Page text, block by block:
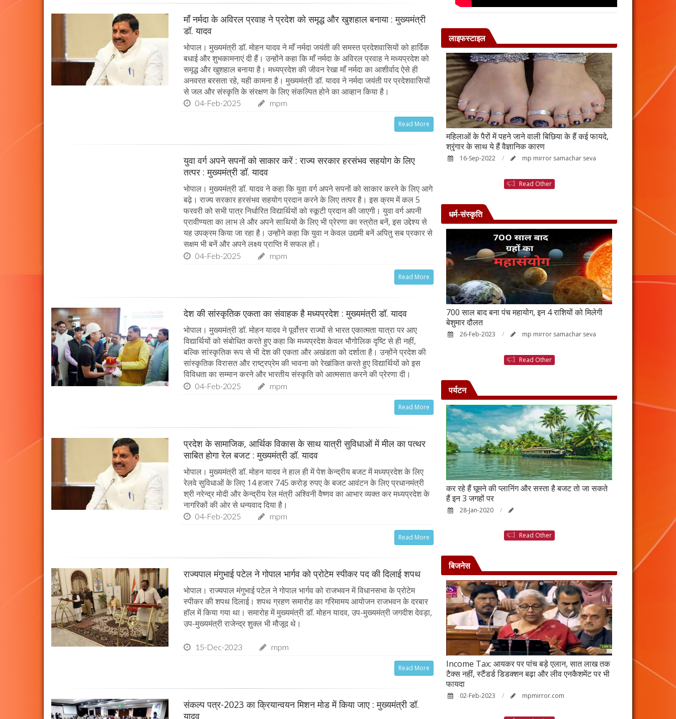
माँ नर्मदा के अविरल प्रवाह ने प्रदेश को समृद्ध और खुशहाल बनाया : मुख्यमंत्री
डॉ. यादव
भोपाल। मुख्यमंत्री डॉ. मोहन यादव ने माँ नर्मदा जयंती की समस्त प्रदेशवासियों को हार्दिक
बधाई और शुभकामनाएं दी हैं। उन्होंने कहा कि माँ नर्मदा के अविरल प्रवाह ने मध्यप्रदेश को
समृद्ध और खुशहाल बनाया है। मध्यप्रदेश की जीवन रेखा माँ नर्मदा का आशीर्वाद ऐसे ही
अनवरत बरसता रहे, यही कामना है। मुख्यमंत्री डॉ. यादव ने नर्मदा जयंती पर प्रदेशवासियों
से जल और संस्कृति के संरक्षण के लिए संकल्पित होने का आव्हान किया है।
04-Feb-2025 mpm
Read More
युवा वर्ग अपने सपनों को साकार करें : राज्य सरकार हरसंभव सहयोग के लिए
तत्पर : मुख्यमंत्री डॉ. यादव
भोपाल। मुख्यमंत्री डॉ. यादव ने कहा कि युवा वर्ग अपने सपनों को साकार करने के लिए आगे
बढ़े। राज्य सरकार हरसंभव सहयोग प्रदान करने के लिए तत्पर है। इस क्रम में कल 5
फरवरी को सभी पात्र निर्धारित विद्यार्थियों को स्कूटी प्रदान की जाएगी। युवा वर्ग अपनी
प्रावीण्यता का लाभ ले और अपने साथियों के लिए भी प्रेरणा का स्त्रोत बनें, इस उद्देश्य से
यह उपक्रम किया जा रहा है। उन्होंने कहा कि युवा न केवल उद्यमी बनें अपितु सब प्रकार से
सक्षम भी बनें और अपने लक्ष्य प्राप्ति में सफल हों।
04-Feb-2025 mpm
Read More
देश की सांस्कृतिक एकता का संवाहक है मध्यप्रदेश : मुख्यमंत्री डॉ. यादव
भोपाल। मुख्यमंत्री डॉ. मोहन यादव ने पूर्वोत्तर राज्यों से भारत एकात्मता यात्रा पर आए
विद्यार्थियों को संबोधित करते हुए कहा कि मध्यप्रदेश केवल भौगोलिक दृष्टि से ही नहीं,
बल्कि सांस्कृतिक रूप से भी देश की एकता और अखंडता को दर्शाता है। उन्होंने प्रदेश की
सांस्कृतिक विरासत और राष्ट्रप्रेम की भावना को रेखांकित करते हुए विद्यार्थियों को इस
विविधता का सम्मान करने और भारतीय संस्कृति को आत्मसात करने की प्रेरणा दी।
04-Feb-2025 mpm
Read More
प्रदेश के सामाजिक, आर्थिक विकास के साथ यात्री सुविधाओं में मील का पत्थर
साबित होगा रेल बजट : मुख्यमंत्री डॉ. यादव
भोपाल। मुख्यमंत्री डॉ. मोहन यादव ने हाल ही में पेश केन्द्रीय बजट में मध्यप्रदेश के लिए
रेलवे सुविधाओं के लिए 14 हजार 745 करोड़ रुपए के बजट आवंटन के लिए प्रधानमंत्री
श्री नरेन्द्र मोदी और केन्द्रीय रेल मंत्री अश्विनी वैष्णव का आभार व्यक्त कर मध्यप्रदेश के
नागरिकों की ओर से धन्यवाद दिया है।
04-Feb-2025 mpm
Read More
राज्यपाल मंगुभाई पटेल ने गोपाल भार्गव को प्रोटेम स्पीकर पद की दिलाई शपथ
भोपाल। राज्यपाल मंगुभाई पटेल ने गोपाल भार्गव को राजभवन में विधानसभा के प्रोटेम
स्पीकर की शपथ दिलाई। शपथ ग्रहण समारोह का गरिमामय आयोजन राजभवन के दरबार
हॉल में किया गया था। समारोह में मुख्यमंत्री डॉ. मोहन यादव, उप-मुख्यमंत्री जगदीश देवड़ा,
उप-मुख्यमंत्री राजेन्द्र शुक्ल भी मौजूद थे।
15-Dec-2023 mpm
Read More
संकल्प पत्र-2023 का क्रियान्वयन मिशन मोड में किया जाए : मुख्यमंत्री डॉ.
यादव
लाइफस्टाइल
घर पर ही बनाएं काजल और मॉइश्चराइजर
21-Sep-2022 mp mirror samachar seva
महिलाओं के पैरों में पहने जाने वाली बिछिया के हैं कई फायदे,
श्रृंगार के साथ ये हैं वैज्ञानिक कारण
16-Sep-2022 mp mirror samachar seva
Read Other
धर्म-संस्कृति
Hanuman Jayanti 2023 : हनुमान जयंती पर राशि के
अनुसार करें मंत्रों का जाप, जरूर मिलेगा पूजा का फल
02-Apr-2023 mp mirror samachar seva
700 साल बाद बना पंच महायोग, इन 4 राशियों को मिलेगी
बेशुमार दौलत
26-Feb-2023 mp mirror samachar seva
Read Other
पर्यटन
दो दिनों की छुट्टी एन्जॉय करने के लिए बेहतरीन है दिल्ली के
आसपास बसी ये 4 जगहें
28-Feb-2020
कर रहे हैं घूमने की प्लानिंग और सस्ता है बजट तो जा सकते
हैं इन 3 जगहों पर
28-Jan-2020
Read Other
बिजनेस
सात ट्रेडिंग सेशन में 9 लाख करोड़ घटा अदाणी समूह का
Income Tax: आयकर पर पांच बड़े एलान, सात लाख तक
टैक्स नहीं, स्टैंडर्ड डिडक्शन बढ़ा और लीव एनकैशमेंट पर भी
फायदा
02-Feb-2023 mpmirror.com
वर्ष 2023 में भी
विकेंद्रीकरण का
17-Jan-2023